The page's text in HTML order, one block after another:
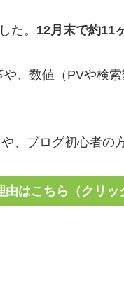
た。 12月末で約11
、数値（PVや検
、ブログ初心者の
はこちら（クリッ